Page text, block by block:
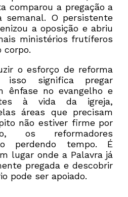
comparou a pregação a
semanal. O persistente
a oposição e abriu
ministérios frutíferos
corpo.
o esforço de reforma
significa pregar
ênfase no evangelho e
à vida da igreja,
áreas que precisam
não estiver firme por
os reformadores
perdendo tempo. É
lugar onde a Palavra já
pregada e descobrir
pode ser apoiado.